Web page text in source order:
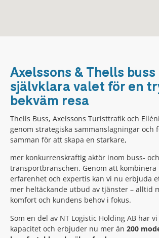
Axelssons & Thells buss
självklara valet för en
bekväm resa
Thells Buss, Axelssons Turisttrafik och
genom strategiska sammanslagningar och
samman för att skapa en starkare,
mer konkurrenskraftig aktör inom buss- och
transportbranschen. Genom att kombinera
erfarenhet och expertis kan vi nu erbjuda
mer heltäckande utbud av tjänster – alltid
komfort och kundens behov i fokus.
Som en del av NT Logistic Holding AB har
kapacitet och erbjuder nu mer än 200